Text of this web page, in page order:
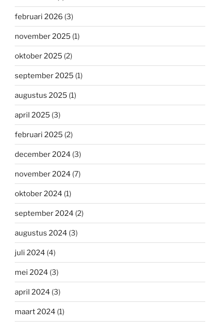
februari 2026 (3)
november 2025 (1)
oktober 2025 (2)
september 2025 (1)
augustus 2025 (1)
april 2025 (3)
februari 2025 (2)
december 2024 (3)
november 2024 (7)
oktober 2024 (1)
september 2024 (2)
augustus 2024 (3)
juli 2024 (4)
mei 2024 (3)
april 2024 (3)
maart 2024 (1)